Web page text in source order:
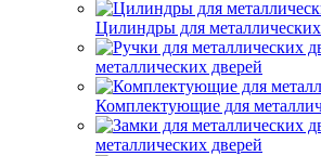
Цилиндры для
металлических дверей
Комплектующие для
металлических дверей